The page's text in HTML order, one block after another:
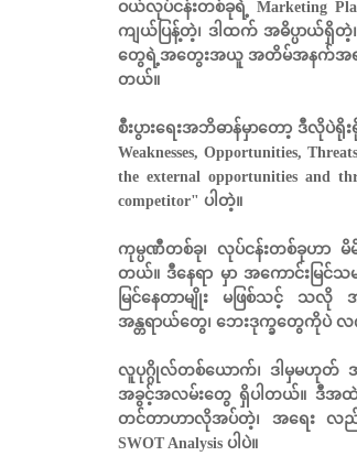
ဝယ်လုပ်ငန်းတစ်ခုရဲ့ Marketing
ကျယ်ပြန့်တဲ့၊ ဒါထက် အဓိပ္ပာယ်
တွေရဲ့အတွေးအယူ အတိမ်အနက်အရ ပို
တယ်။
စီးပွားရေးအဘိဓာန်မှာတော့ ဒီလိုပဲရိုးရို
Weaknesses, Opportunities,
the external opportunities and
competitor" ပါတဲ့။
ကုမ္ပဏီတစ်ခု၊ လုပ်ငန်းတစ်ခုဟာ
တယ်။ ဒီနေရာ မှာ အကောင်းမြ
မြင်နေတာမျိုး မဖြစ်သင့် သလို
အန္တရာယ်တွေ၊ ဘေးဒုက္ခတွေကိုပဲ
လူပုဂ္ဂိုလ်တစ်ယောက်၊ ဒါမှမဟုတ် အ
အခွင့်အလမ်းတွေ ရှိပါတယ်။ ဒီအထဲ
တင်တာဟာလိုအပ်တဲ့၊ အရေး လည်
SWOT Analysis ပါပဲ။